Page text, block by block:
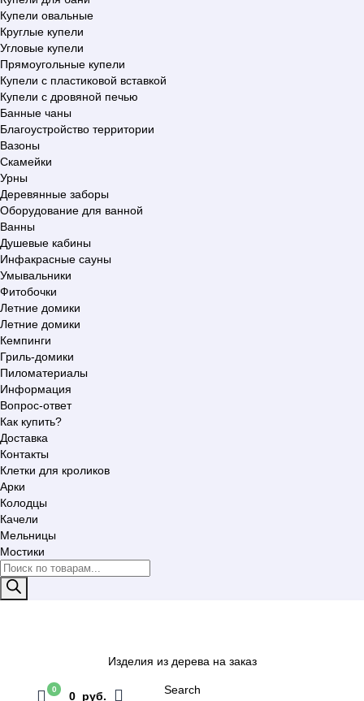
Купели овальные
Круглые купели
Угловые купели
Прямоугольные купели
Купели с пластиковой вставкой
Купели с дровяной печью
Банные чаны
Благоустройство территории
Вазоны
Скамейки
Урны
Деревянные заборы
Оборудование для ванной
Ванны
Душевые кабины
Инфакрасные сауны
Умывальники
Фитобочки
Летние домики
Летние домики
Кемпинги
Гриль-домики
Пиломатериалы
Информация
Вопрос-ответ
Как купить?
Доставка
Контакты
Клетки для кроликов
Арки
Колодцы
Качели
Мельницы
Мостики
Поиск
товаров
Изделия из дерева на заказ
Search
0
0 руб.